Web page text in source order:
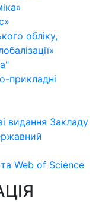
обліку,
прикладні
видання Закладу
Web of Science